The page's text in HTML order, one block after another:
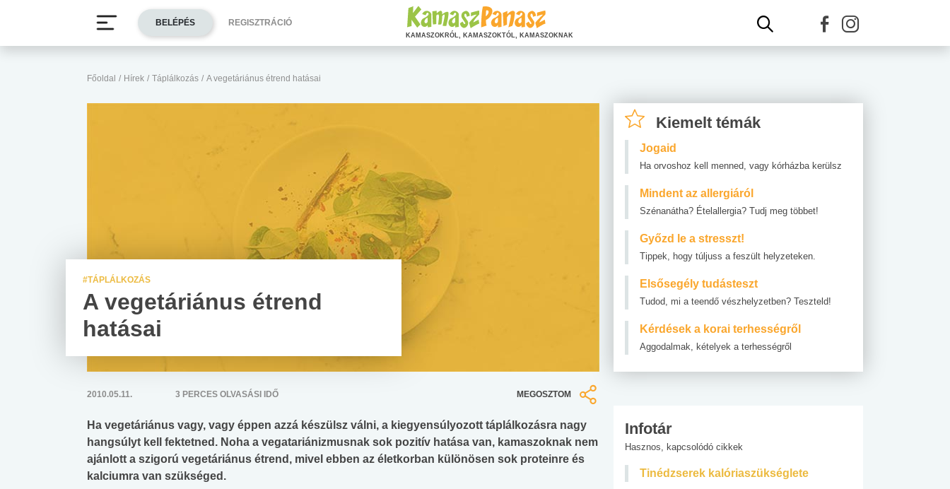
Főoldal / Hírek / Táplálkozás / A vegetáriánus étrend hatásai
#TÁPLÁLKOZÁS
A vegetáriánus étrend
hatásai
2010.05.11. 3 PERCES OLVASÁSI IDŐ MEGOSZTOM
Ha vegetáriánus vagy, vagy éppen azzá készülsz válni, a kiegyensúlyozott táplálkozásra nagy
hangsúlyt kell fektetned. Noha a vegatariánizmusnak sok pozitív hatása van, kamaszoknak nem
ajánlott a szigorú vegetáriánus étrend, mivel ebben az életkorban különösen sok proteinre és
kalciumra van szükséged.
Kiemelt témák
Jogaid
Ha orvoshoz kell menned, vagy kórházba kerülsz
Mindent az allergiáról
Szénanátha? Ételallergia? Tudj meg többet!
Győzd le a stresszt!
Tippek, hogy túljuss a feszült helyzeteken.
Elsősegély tudásteszt
Tudod, mi a teendő vészhelyzetben? Teszteld!
Kérdések a korai terhességről
Aggodalmak, kételyek a terhességről
Infotár
Hasznos, kapcsolódó cikkek
Tinédzserek kalóriaszükséglete
BELÉPÉS REGISZTRÁCIÓ
KAMASZOKRÓL, KAMASZOKTÓL, KAMASZOKNAK